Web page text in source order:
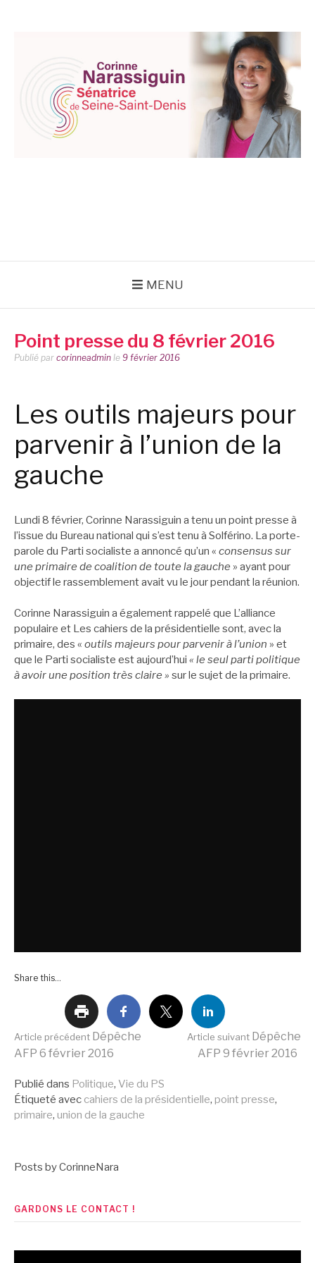
MENU
Point presse du 8 février 2016
Publié par corinneadmin le 9 février 2016
Les outils majeurs pour
parvenir à l’union de la
gauche
Lundi 8 février, Corinne Narassiguin a tenu un point presse à
l’issue du Bureau national qui s’est tenu à Solférino. La porte-
parole du Parti socialiste a annoncé qu’un « consensus sur
une primaire de coalition de toute la gauche » ayant pour
objectif le rassemblement avait vu le jour pendant la réunion.
Corinne Narassiguin a également rappelé que L’alliance
populaire et Les cahiers de la présidentielle sont, avec la
primaire, des « outils majeurs pour parvenir à l’union » et
que le Parti socialiste est aujourd’hui « le seul parti politique
à avoir une position très claire » sur le sujet de la primaire.
Share this...
Lire
la
Article précédent Dépêche
AFP 6 février 2016
Article suivant Dépêche
AFP 9 février 2016
Publié dans Politique, Vie du PS
Étiqueté avec cahiers de la présidentielle, point presse,
primaire, union de la gauche
Posts by CorinneNara
GARDONS LE CONTACT !